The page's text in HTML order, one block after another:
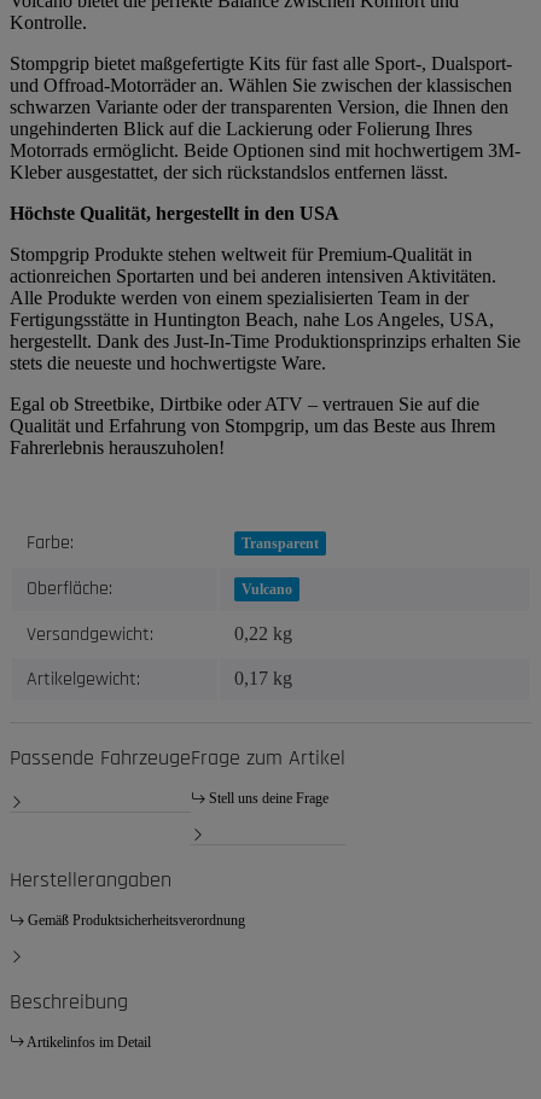
Kontrolle.
Stompgrip bietet maßgefertigte Kits für fast alle Sport-, Dualsport-
und Offroad-Motorräder an. Wählen Sie zwischen der klassischen
schwarzen Variante oder der transparenten Version, die Ihnen den
ungehinderten Blick auf die Lackierung oder Folierung Ihres
Motorrads ermöglicht. Beide Optionen sind mit hochwertigem 3M-
Kleber ausgestattet, der sich rückstandslos entfernen lässt.
Höchste Qualität, hergestellt in den USA
Stompgrip Produkte stehen weltweit für Premium-Qualität in
actionreichen Sportarten und bei anderen intensiven Aktivitäten.
Alle Produkte werden von einem spezialisierten Team in der
Fertigungsstätte in Huntington Beach, nahe Los Angeles, USA,
hergestellt. Dank des Just-In-Time Produktionsprinzips erhalten Sie
stets die neueste und hochwertigste Ware.
Egal ob Streetbike, Dirtbike oder ATV – vertrauen Sie auf die
Qualität und Erfahrung von Stompgrip, um das Beste aus Ihrem
Fahrerlebnis herauszuholen!
Produkteigenschaft
Wert
Farbe: Transparent
Oberfläche: Vulcano
Versandgewicht: 0,22 kg
Artikelgewicht: 0,17 kg
Passende FahrzeugeFrage zum Artikel
Stell uns deine Frage
Herstellerangaben
Gemäß Produktsicherheitsverordnung
Beschreibung
Artikelinfos im Detail